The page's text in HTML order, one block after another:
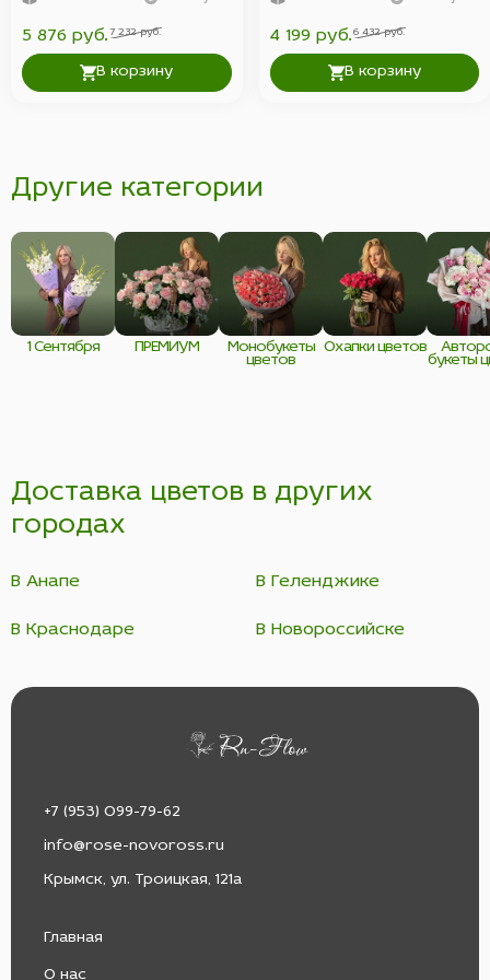
5 876 руб.7 232 руб.
В корзину
4 199 руб.6 432 руб.
В корзину
Другие категории
1 Сентября ПРЕМИУМ
Монобукеты
цветов
Охапки цветов
букеты
Доставка цветов в других
городах
В Анапе В Геленджике
В Краснодаре В Новороссийске
+7 (953) 099-79-62
info@rose-novoross.ru
Крымск, ул. Троицкая, 121а
Главная
О нас